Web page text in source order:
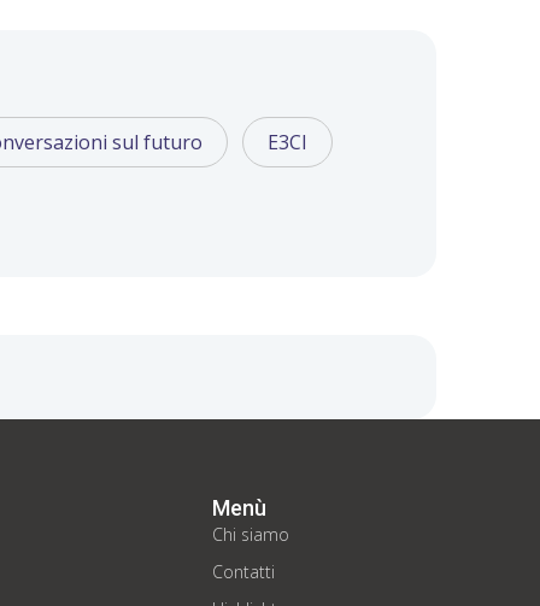
sul futuro E3CI
Menù
Chi siamo
Contatti